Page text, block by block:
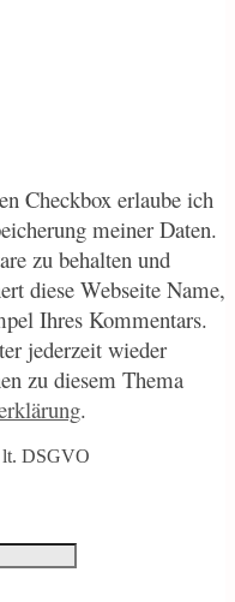
Checkbox erlaube ich
meiner Daten.
zu behalten und
diese Webseite Name,
Ihres Kommentars.
jederzeit wieder
zu diesem Thema
.
lt. DSGVO